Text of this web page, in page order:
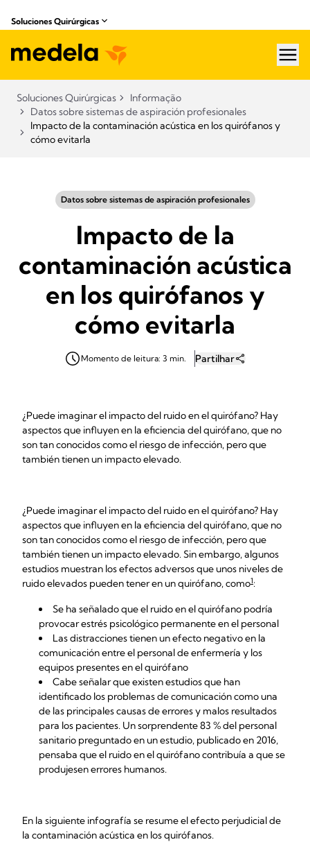
Soluciones Quirúrgicas
Soluciones Quirúrgicas
Informação
Datos sobre sistemas de aspiración profesionales
Impacto de la contaminación acústica en los quirófanos y
cómo evitarla
Datos sobre sistemas de aspiración profesionales
Impacto de la
contaminación acústica
en los quirófanos y
cómo evitarla
Momento de leitura: 3 min. Partilhar
¿Puede imaginar el impacto del ruido en el quirófano? Hay
aspectos que influyen en la eficiencia del quirófano, que no
son tan conocidos como el riesgo de infección, pero que
también tienen un impacto elevado.
¿Puede imaginar el impacto del ruido en el quirófano? Hay
aspectos que influyen en la eficiencia del quirófano, que no
son tan conocidos como el riesgo de infección, pero que
también tienen un impacto elevado. Sin embargo, algunos
estudios muestran los efectos adversos que unos niveles de
ruido elevados pueden tener en un quirófano, como1:
Se ha señalado que el ruido en el quirófano podría
provocar estrés psicológico permanente en el personal
Las distracciones tienen un efecto negativo en la
comunicación entre el personal de enfermería y los
equipos presentes en el quirófano
Cabe señalar que existen estudios que han
identificado los problemas de comunicación como una
de las principales causas de errores y malos resultados
para los pacientes. Un sorprendente 83 % del personal
sanitario preguntado en un estudio, publicado en 2016,
pensaba que el ruido en el quirófano contribuía a que se
produjesen errores humanos.
En la siguiente infografía se resume el efecto perjudicial de
la contaminación acústica en los quirófanos.